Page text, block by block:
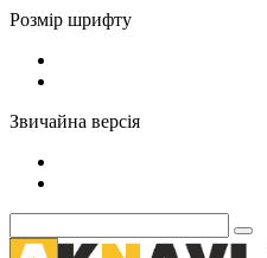
Розмір шрифту
Звичайна версія